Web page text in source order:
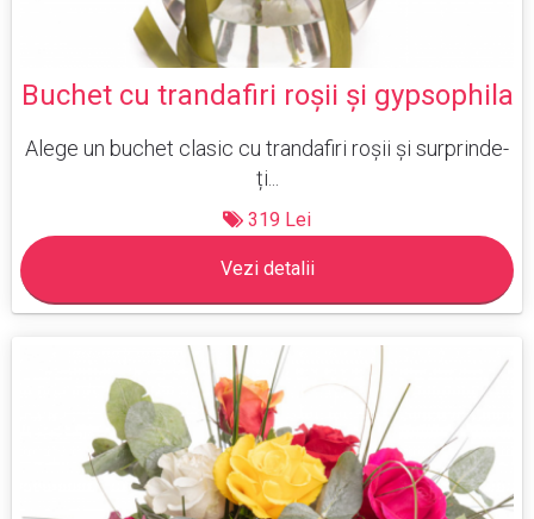
Buchet cu trandafiri roşii şi gypsophila
Alege un buchet clasic cu trandafiri roșii și surprinde-
ți...
319 Lei
Vezi detalii